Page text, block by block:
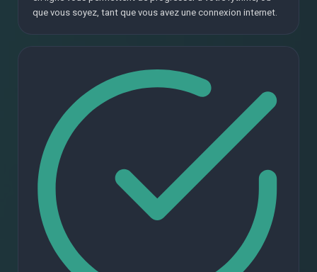
que vous soyez, tant que vous avez une connexion internet.